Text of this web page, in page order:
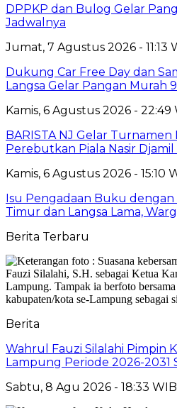
DPPKP dan Bulog Gelar
Jadwalnya
Jumat, 7 Agustus 2026 - 11:13
Dukung Car Free Day dan
Langsa Gelar Pangan Murah
Kamis, 6 Agustus 2026 - 22:49
BARISTA NJ Gelar Turnamen
Perebutkan Piala Nasir Djamil
Kamis, 6 Agustus 2026 - 15:10
Isu Pengadaan Buku dengan
Timur dan Langsa Lama,
Berita Terbaru
Berita
Wahrul Fauzi Silalahi Pimpin
Lampung Periode 2026-2031
Sabtu, 8 Agu 2026 - 18:33 WIB